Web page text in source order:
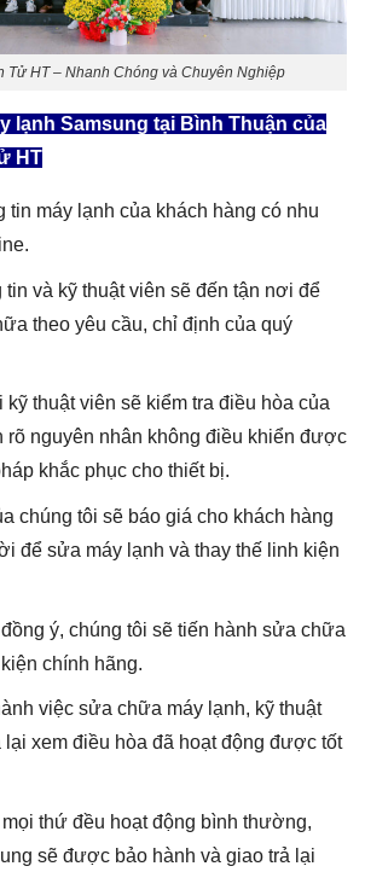
Tử HT – Nhanh Chóng và Chuyên Nghiệp
lạnh Samsung tại Bình Thuận của
HT
tin máy lạnh của khách hàng có nhu
tin và kỹ thuật viên sẽ đến tận nơi để
theo yêu cầu, chỉ định của quý
kỹ thuật viên sẽ kiểm tra điều hòa của
rõ nguyên nhân không điều khiển được
khắc phục cho thiết bị.
chúng tôi sẽ báo giá cho khách hàng
để sửa máy lạnh và thay thế linh kiện
ý, chúng tôi sẽ tiến hành sửa chữa
chính hãng.
việc sửa chữa máy lạnh, kỹ thuật
lại xem điều hòa đã hoạt động được tốt
thứ đều hoạt động bình thường,
sẽ được bảo hành và giao trả lại